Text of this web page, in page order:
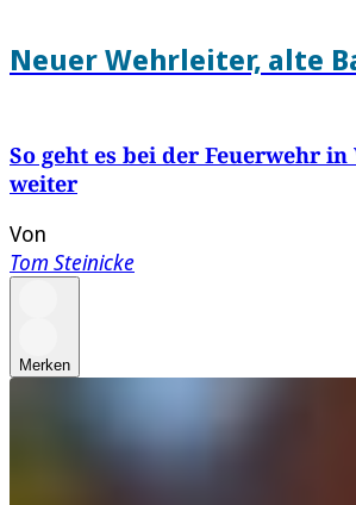
Neuer Wehrleiter, alte
So geht es bei der Feuerwehr
weiter
Von
Tom Steinicke
Merken